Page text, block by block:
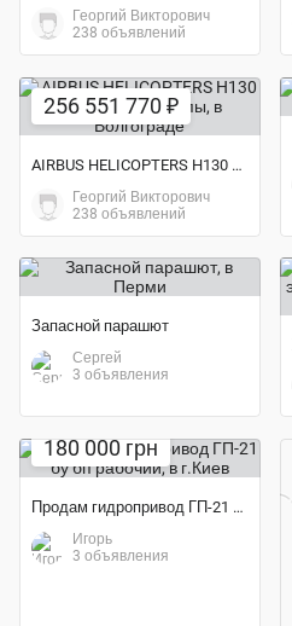
Георгий Викторович
238 объявлений
256 551 770 ₽
AIRBUS HELICOPTERS H130 под заказ с Европы
Георгий Викторович
238 объявлений
Запасной парашют
Сергей
3 объявления
180 000 грн
Продам гидропривод ГП-21 бу бп рабочий
Игорь
3 объявления